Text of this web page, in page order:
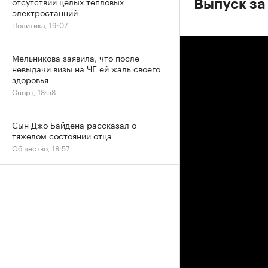
Выпуск
электростанций
Политика, 19:07
Мельникова заявила, что после
невыдачи визы на ЧЕ ей жаль своего
здоровья
Спорт, 18:58
Сын Джо Байдена рассказал о
тяжелом состоянии отца
Общество, 18:57